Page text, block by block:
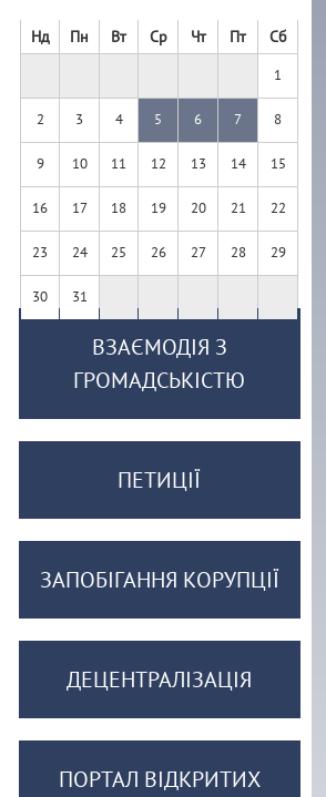
Нд Пн Вт Ср Чт Пт Сб
1
2 3 4 5 6 7 8
9 10 11 12 13 14 15
16 17 18 19 20 21 22
23 24 25 26 27 28 29
30 31
ВЗАЄМОДІЯ З
ГРОМАДСЬКІСТЮ
ПЕТИЦІЇ
ЗАПОБІГАННЯ КОРУПЦІЇ
ДЕЦЕНТРАЛІЗАЦІЯ
ПОРТАЛ ВІДКРИТИХ